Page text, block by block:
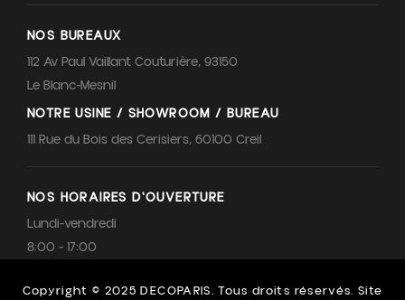
NOS BUREAUX
112 Av Paul Vaillant Couturière, 93150
Le Blanc-Mesnil
NOTRE USINE / SHOWROOM / BUREAU
111 Rue du Bois des Cerisiers, 60100 Creil
NOS HORAIRES D'OUVERTURE
Lundi-vendredi
8:00 - 17:00
Copyright © 2025 DECOPARIS. Tous droits réservés. Site